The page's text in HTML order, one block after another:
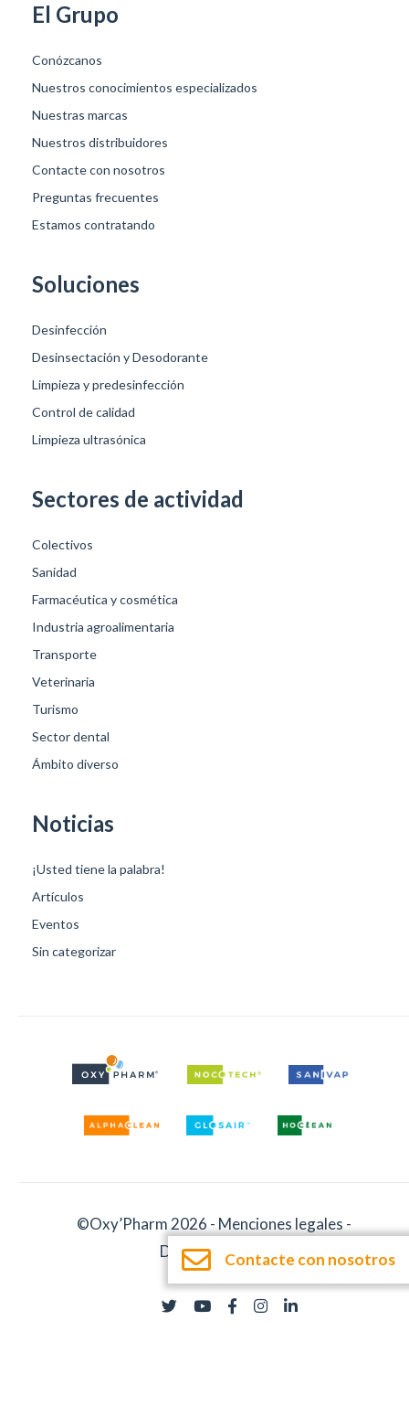
El Grupo
Conózcanos
Nuestros conocimientos especializados
Nuestras marcas
Nuestros distribuidores
Contacte con nosotros
Preguntas frecuentes
Estamos contratando
Soluciones
Desinfección
Desinsectación y Desodorante
Limpieza y predesinfección
Control de calidad
Limpieza ultrasónica
Sectores de actividad
Colectivos
Sanidad
Farmacéutica y cosmética
Industria agroalimentaria
Transporte
Veterinaria
Turismo
Sector dental
Ámbito diverso
Noticias
¡Usted tiene la palabra!
Artículos
Eventos
Sin categorizar
©Oxy’Pharm 2026 - Menciones legales -
DocumentaciónContacte con nosotros